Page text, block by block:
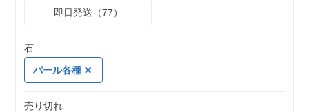
即日発送（77）
石
パール各種
売り切れ